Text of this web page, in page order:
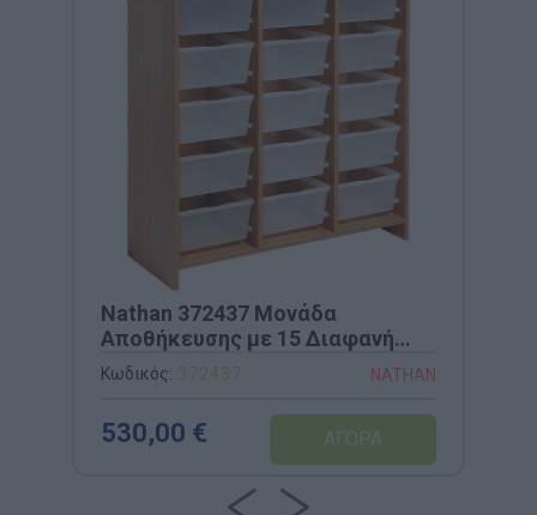
Nathan 372437 Μονάδα
Αποθήκευσης με 15 Διαφανή
Συρτάρια - 100x106cm
Κωδικός: 372437 NATHAN
530,00 €